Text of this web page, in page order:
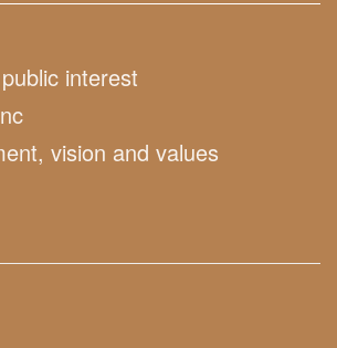
interest
vision and values